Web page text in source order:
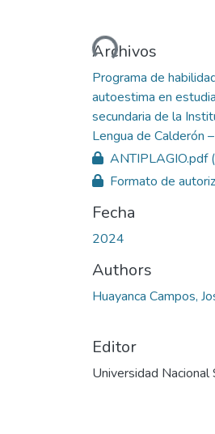
Cargando...
Archivos
Programa de
autoestima en
secundaria de la
Lengua de Calderón
ANTIPLAGIO.pdf
Formato de
Fecha
2024
Authors
Huayanca Campos,
Editor
Universidad Nacional